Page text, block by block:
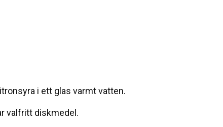
i ett glas varmt vatten.
valfritt diskmedel.